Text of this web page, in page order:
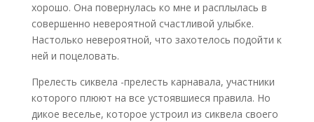
хорошо. Она повернулась ко мне и расплылась в
совершенно невероятной счастливой улыбке.
Настолько невероятной, что захотелось подойти к
ней и поцеловать.
Прелесть сиквела -прелесть карнавала, участники
которого плюют на все устоявшиеся правила. Но
дикое веселье, которое устроил из сиквела своего